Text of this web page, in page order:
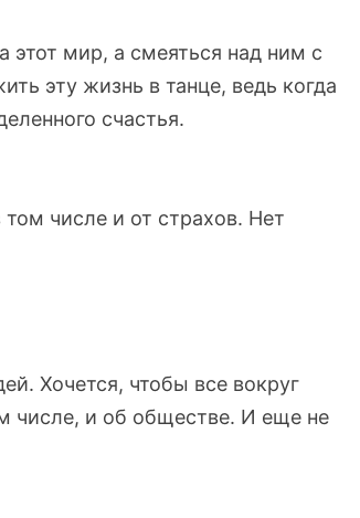
этот мир, а смеяться над ним с
эту жизнь в танце, ведь когда
счастья.
числе и от страхов. Нет
Хочется, чтобы все вокруг
числе, и об обществе. И еще не